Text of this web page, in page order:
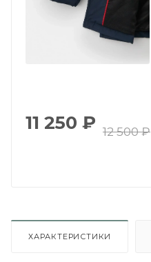
11 250 ₽ 12 500₽
ХАРАКТЕРИСТИКИ